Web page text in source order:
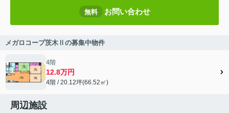
無料 お問い合わせ
メガロコープ茨木Ⅱの募集中物件
4階
12.8万円
4階 / 20.12坪(66.52㎡)
周辺施設